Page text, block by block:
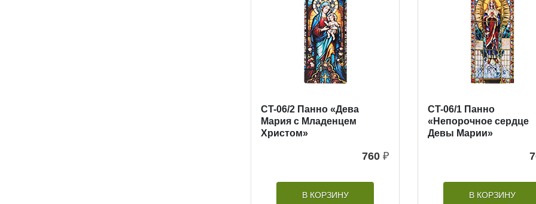
CT-06/2 Панно «Дева
Мария с Младенцем
Христом»
760 ₽
В КОРЗИНУ
CT-06/1 Панно
«Непорочное сердце
Девы Марии»
В КОРЗИНУ